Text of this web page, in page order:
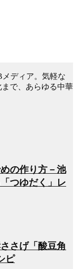
ディア。気軽な
で、あらゆる中華
の作り方－池
つゆだく」レ
さげ「酸豆角
ピ